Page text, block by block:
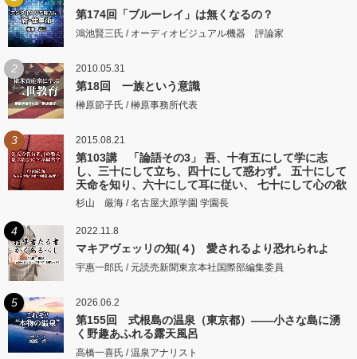
第174回「ブルーレイ」は無くなるの？
鴻池賢三氏 / オーディオビジュアル機器 評論家
2 2010.05.31
第18回 一族という意識
榊原節子氏 / 榊原事務所代表
3 2015.08.21
第103講 「論語その3」 吾、十有五にして学に志
し、三十にして立ち、四十にして惑わず。 五十にして
天命を知り、六十にして耳に従い、 七十にして心の欲
するところに従いて矩をこえず。
杉山 厳海 / 名古屋大原学園 学園長
4 2022.11.8
マキアヴェッリの知(４) 愛されるより恐れられよ
宇惠一郎氏 / 元読売新聞東京本社国際部編集委員
5 2026.06.2
第155回 式根島の温泉（東京都）――小さな島に湧
く野趣あふれる露天風呂
高橋一喜氏 / 温泉アナリスト